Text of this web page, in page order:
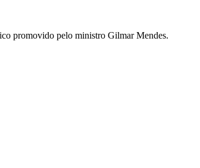
promovido pelo ministro Gilmar Mendes.